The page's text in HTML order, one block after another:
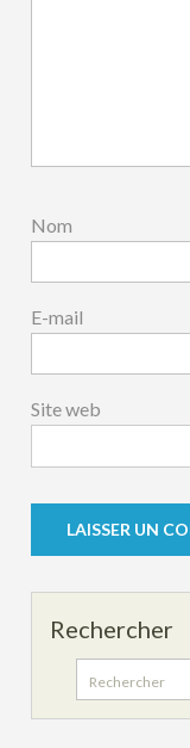
Nom
E-mail
Site web
Rechercher
Search
for: